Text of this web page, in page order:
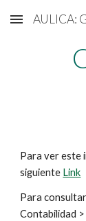
Skip to main
AULICA:
Para ver este
siguiente Link
Para
Contabilidad